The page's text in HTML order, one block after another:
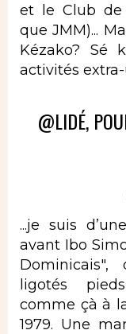
et le Club de
que JMM)...
Kézako? Sé
activités
@LIDÉ,
...je suis
avant Ibo
ligotés
comme çà à
1979. Une